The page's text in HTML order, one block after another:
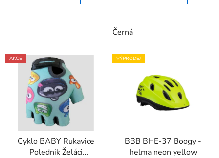
Černá
AKCE
Cyklo BABY Rukavice
Polednik Želáci
VÝPRODEJ
BBB BHE-37 Boogy -
helma neon yellow